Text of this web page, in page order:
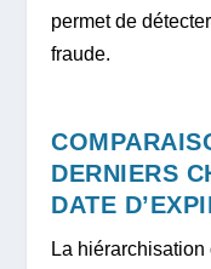
permet de
fraude.
DERNIERS
DATE
La